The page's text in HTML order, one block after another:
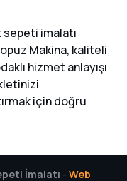
imalatı
Makina, kaliteli
hizmet anlayışı
için doğru
İmalatı - Web